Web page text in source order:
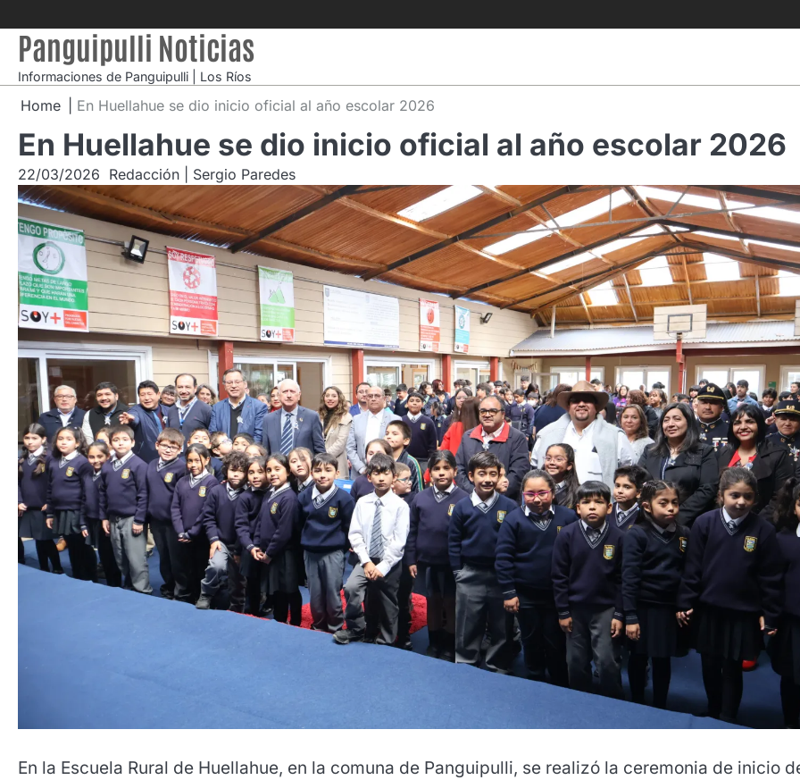
to
contentPanguipulli Noticias
Informaciones de Panguipulli | Los Ríos
Home En Huellahue se dio inicio oficial al año escolar 2026
En Huellahue se dio inicio oficial al año escolar 2026
22/03/2026 Redacción | Sergio Paredes
En la Escuela Rural de Huellahue, en la comuna de Panguipulli, se realizó la ceremonia de inicio